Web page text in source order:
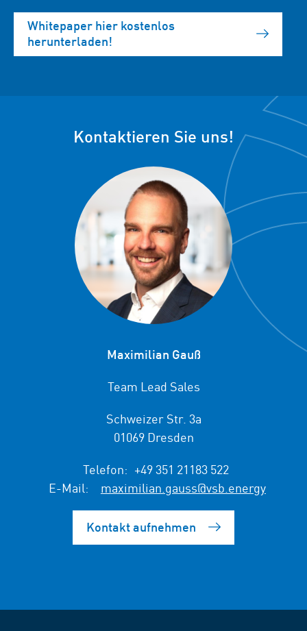
Whitepaper hier kostenlos
herunterladen!
Kontaktieren Sie uns!
Maximilian Gauß
Team Lead Sales
Schweizer Str. 3a
01069 Dresden
Telefon: +49 351 21183 522
E-Mail:
maximilian.gauss@vsb.energy
Kontakt aufnehmen